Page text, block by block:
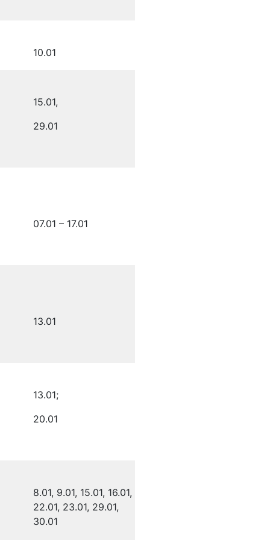
10.01
15.01,
29.01
07.01 – 17.01
13.01
13.01;
20.01
8.01, 9.01, 15.01, 16.01,
22.01, 23.01, 29.01,
30.01